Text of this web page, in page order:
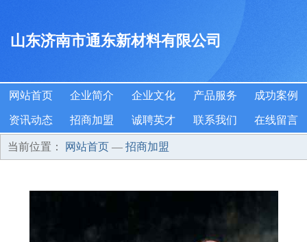
山东济南市通东新材料有限公司
网站首页 企业简介 企业文化 产品服务 成功案例
资讯动态 招商加盟 诚聘英才 联系我们 在线留言
当前位置： 网站首页 — 招商加盟